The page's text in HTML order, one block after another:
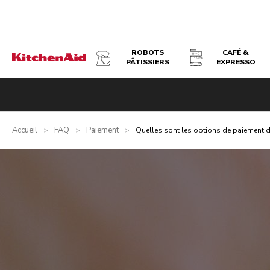
ROBOTS
PÂTISSIERS
CAFÉ &
EXPRESSO
Accueil > FAQ > Paiement > Quelles sont les options de paiement